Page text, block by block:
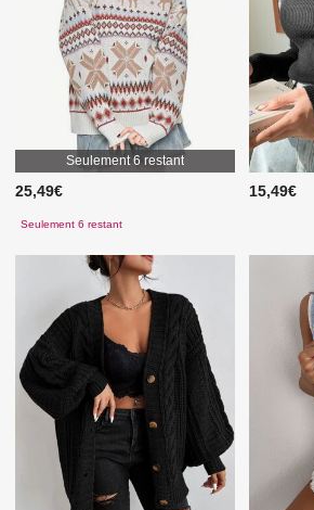
Seulement 6 restant
25,49€
Seulement 6 restant
15,49€